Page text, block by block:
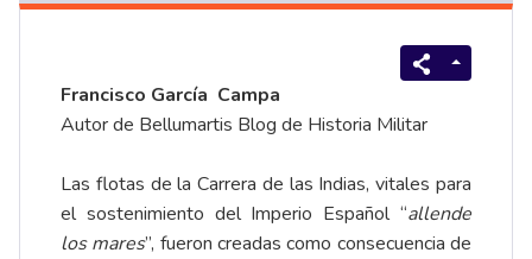
Francisco García Campa
Autor de Bellumartis Blog de Historia Militar
Las flotas de la Carrera de las Indias, vitales para
el sostenimiento del Imperio Español “allende
los mares”, fueron creadas como consecuencia de